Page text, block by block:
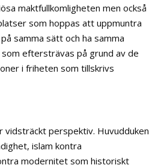
maktfullkomligheten men också
som hoppas att uppmuntra
samma sätt och ha samma
eftersträvas på grund av de
i friheten som tillskrivs
perspektiv. Huvudduken
islam kontra
modernitet som historiskt